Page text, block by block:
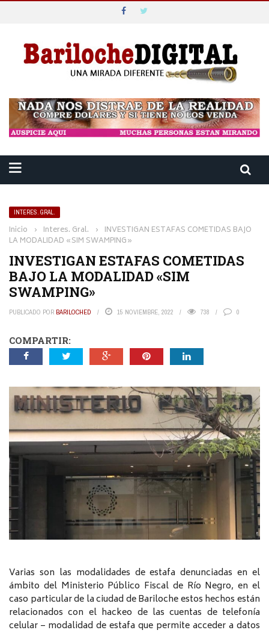
INTERES. GRAL.
Inicio › Interes. Gral. › INVESTIGAN ESTAFAS COMETIDAS BAJO
LA MODALIDAD «SIM SWAMPING»
INVESTIGAN ESTAFAS COMETIDAS
BAJO LA MODALIDAD «SIM
SWAMPING»
PUBLICADO POR BARILOCHED 15 NOVIEMBRE, 2022 738 0
COMPARTIR:
Varias son las modalidades de estafa denunciadas en el
ámbito del Ministerio Público Fiscal de Río Negro, en el
caso particular de la ciudad de Bariloche estos hechos están
relacionados con el hackeo de las cuentas de telefonía
celular – modalidad de estafa que permite acceder a datos